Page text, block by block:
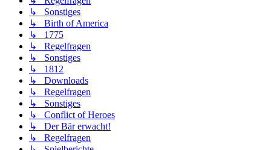
↳ Sonstiges
↳ Birth of America
↳ 1775
↳ Regelfragen
↳ Sonstiges
↳ 1812
↳ Downloads
↳ Regelfragen
↳ Sonstiges
↳ Conflict of Heroes
↳ Der Bär erwacht!
↳ Regelfragen